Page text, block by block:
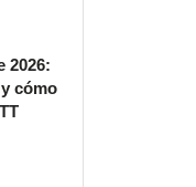
2026:
cómo